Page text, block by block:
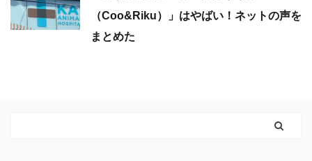
（Coo&Riku）」はやばい！ネットの声を
まとめた